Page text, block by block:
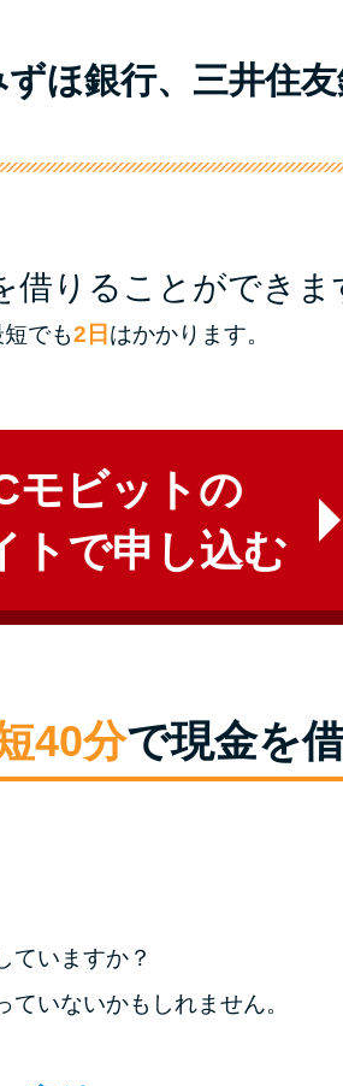
ほ銀行、三井住
借りることができま
でも2日 はかかります。
モビットの
トで申し込む
40分で現金を
ていますか？
いないかもしれません。